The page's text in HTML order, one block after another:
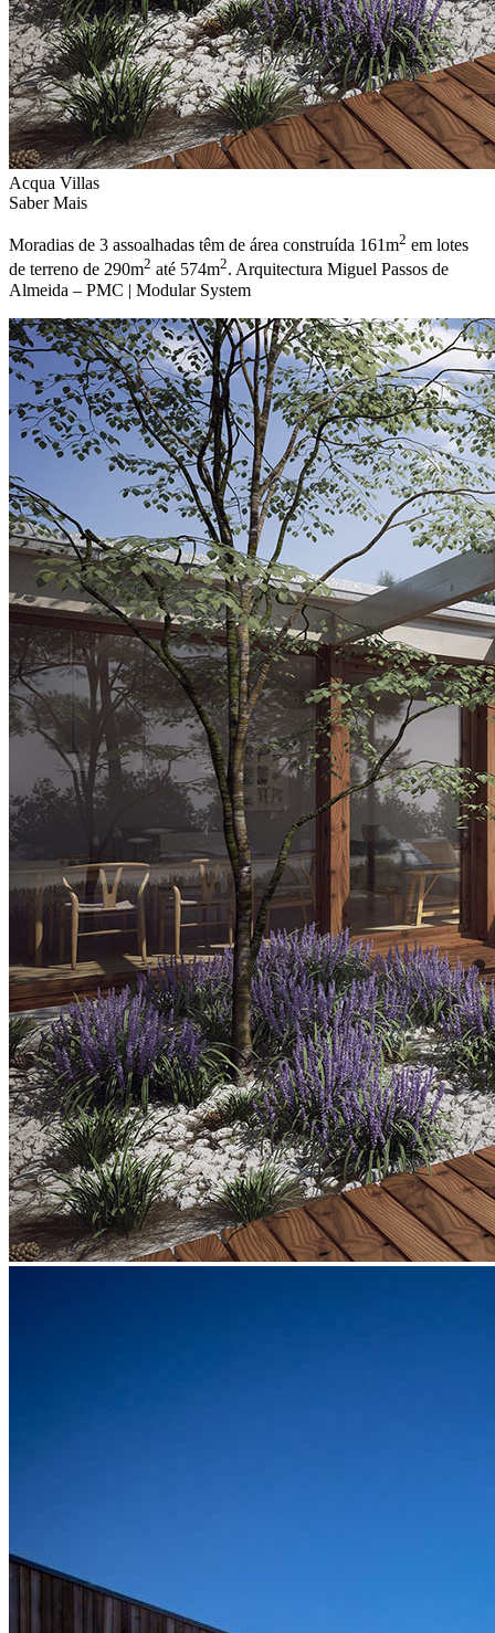
Acqua Villas
Saber Mais
Moradias de 3 assoalhadas têm de área construída 161m2 em lotes
de terreno de 290m2 até 574m2. Arquitectura Miguel Passos de
Almeida – PMC | Modular System